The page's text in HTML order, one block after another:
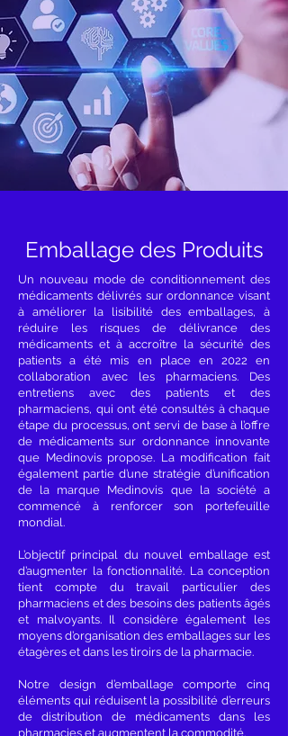
Emballage des Produits
Un nouveau mode de conditionnement des
médicaments délivrés sur ordonnance visant
à améliorer la lisibilité des emballages, à
réduire les risques de délivrance des
médicaments et à accroître la sécurité des
patients a été mis en place en 2022 en
collaboration avec les pharmaciens. Des
entretiens avec des patients et des
pharmaciens, qui ont été consultés à chaque
étape du processus, ont servi de base à l’offre
de médicaments sur ordonnance innovante
que Medinovis propose. La modification fait
également partie d’une stratégie d’unification
de la marque Medinovis que la société a
commencé à renforcer son portefeuille
mondial.
L’objectif principal du nouvel emballage est
d’augmenter la fonctionnalité. La conception
tient compte du travail particulier des
pharmaciens et des besoins des patients âgés
et malvoyants. Il considère également les
moyens d’organisation des emballages sur les
étagères et dans les tiroirs de la pharmacie.
Notre design d’emballage comporte cinq
éléments qui réduisent la possibilité d’erreurs
de distribution de médicaments dans les
pharmacies et augmentent la commodité.